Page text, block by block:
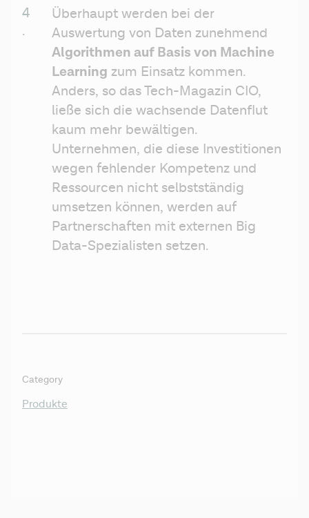
Überhaupt werden bei der
Algorithmen auf Basis von Machine
Learning zum Einsatz kommen.
Anders, so das Tech-Magazin CIO,
ließe sich die wachsende Datenflut
kaum mehr bewältigen.
Unternehmen, die diese Investitionen
wegen fehlender Kompetenz und
Ressourcen nicht selbstständig
umsetzen können, werden auf
Partnerschaften mit externen Big
Data-Spezialisten setzen.
Category
Produkte